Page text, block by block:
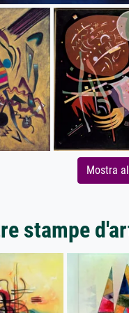
Mostra
stampe